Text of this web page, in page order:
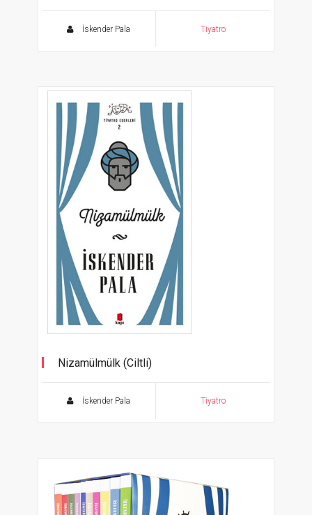
İskender Pala Tiyatro
Nizamülmülk (Ciltli)
İskender Pala Tiyatro